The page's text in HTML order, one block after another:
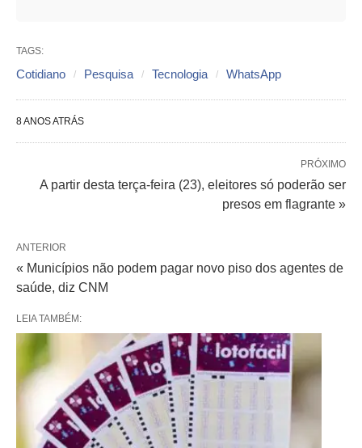
TAGS:
Cotidiano Pesquisa Tecnologia WhatsApp
8 ANOS ATRÁS
PRÓXIMO
A partir desta terça-feira (23), eleitores só poderão ser
presos em flagrante »
ANTERIOR
« Municípios não podem pagar novo piso dos agentes de
saúde, diz CNM
LEIA TAMBÉM: